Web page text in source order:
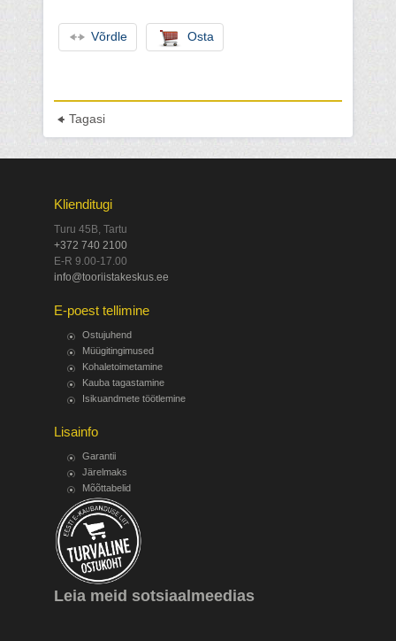
Võrdle Osta
Tagasi
Klienditugi
Turu 45B, Tartu
+372 740 2100
E-R 9.00-17.00
info@tooriistakeskus.ee
E-poest tellimine
Ostujuhend
Müügitingimused
Kohaletoimetamine
Kauba tagastamine
Isikuandmete töötlemine
Lisainfo
Garantii
Järelmaks
Mõõttabelid
Leia meid sotsiaalmeedias